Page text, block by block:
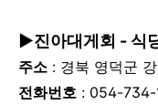
▶진아대게회 - 식
주소 : 경북 영덕군
전화번호 : 054-734-